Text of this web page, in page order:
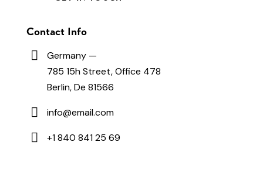
Contact Info
Germany —
785 15h Street, Office 478
Berlin, De 81566
info@email.com
+1 840 841 25 69